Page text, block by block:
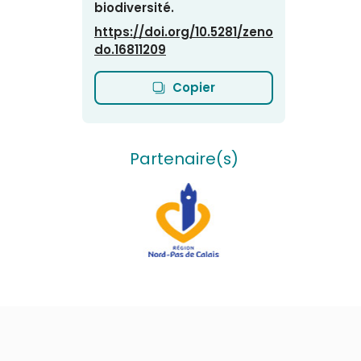
biodiversité.
https://doi.org/10.5281/zeno
do.16811209
Copier
Partenaire(s)